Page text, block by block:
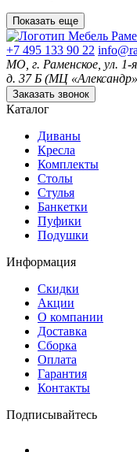
Показать еще
+7 495 133 90 22
МО, г. Раменское, ул. 1-
д. 37 Б (МЦ
Заказать звонок
Каталог
Диваны
Кресла
Комплекты
Столы
Стулья
Банкетки
Пуфики
Подушки
Информация
Скидки
Акции
О компании
Доставка
Сборка
Оплата
Гарантия
Контакты
Подписывайтесь